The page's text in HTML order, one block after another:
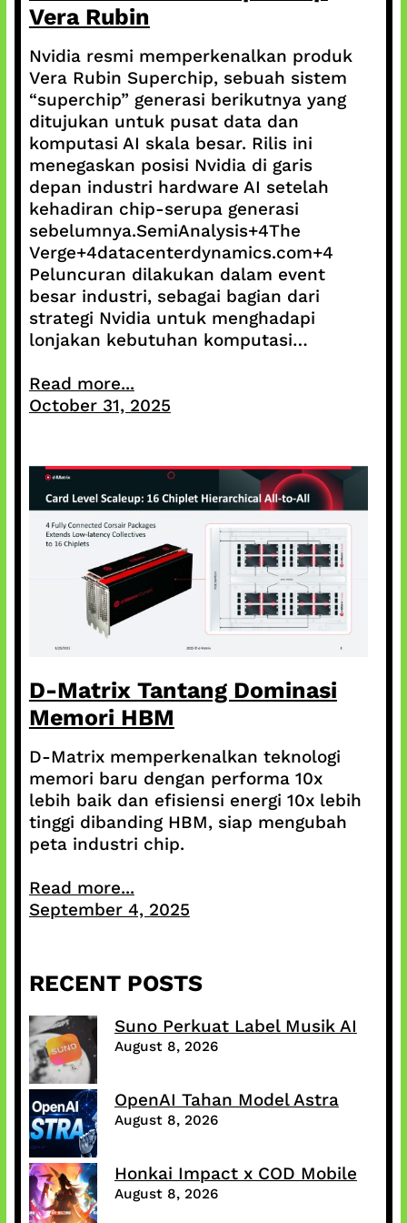
Vera Rubin
Nvidia resmi memperkenalkan produk
Vera Rubin Superchip, sebuah sistem
“superchip” generasi berikutnya yang
ditujukan untuk pusat data dan
komputasi AI skala besar. Rilis ini
menegaskan posisi Nvidia di garis
depan industri hardware AI setelah
kehadiran chip-serupa generasi
sebelumnya.SemiAnalysis+4The
Verge+4datacenterdynamics.com+4
Peluncuran dilakukan dalam event
besar industri, sebagai bagian dari
strategi Nvidia untuk menghadapi
lonjakan kebutuhan komputasi…
Read more...
October 31, 2025
D-Matrix Tantang Dominasi
Memori HBM
D-Matrix memperkenalkan teknologi
memori baru dengan performa 10x
lebih baik dan efisiensi energi 10x lebih
tinggi dibanding HBM, siap mengubah
peta industri chip.
Read more...
September 4, 2025
RECENT POSTS
Suno Perkuat Label Musik AI
August 8, 2026
OpenAI Tahan Model Astra
August 8, 2026
Honkai Impact x COD Mobile
August 8, 2026